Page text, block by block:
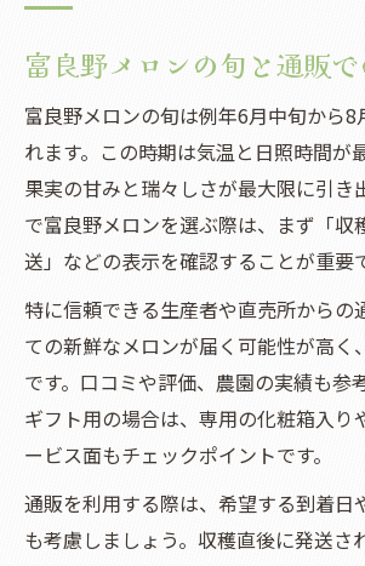
富良野メロンの旬と通販
富良野メロンの旬は例年6月中旬から
れます。この時期は気温と日照時間が
果実の甘みと瑞々しさが最大限に引き
で富良野メロンを選ぶ際は、まず「収
送」などの表示を確認することが重要
特に信頼できる生産者や直売所からの
ての新鮮なメロンが届く可能性が高く
です。口コミや評価、農園の実績も参
ギフト用の場合は、専用の化粧箱入り
ービス面もチェックポイントです。
通販を利用する際は、希望する到着日
も考慮しましょう。収穫直後に発送さ